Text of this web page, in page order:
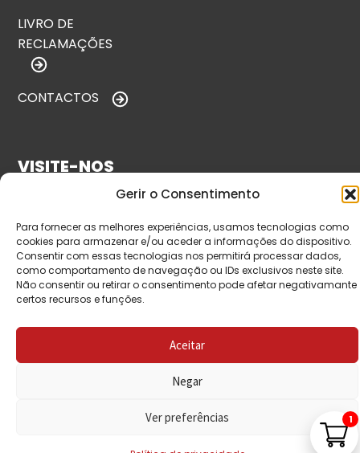
Gerir o Consentimento
Para fornecer as melhores experiências, usamos tecnologias como
cookies para armazenar e/ou aceder a informações do dispositivo.
Consentir com essas tecnologias nos permitirá processar dados,
como comportamento de navegação ou IDs exclusivos neste site.
Não consentir ou retirar o consentimento pode afetar negativamante
certos recursos e funções.
Aceitar
Negar
Ver preferências
LIVRO DE
RECLAMAÇÕES
CONTACTOS
VISITE-NOS
© Copyright 2026 Saída de Emergência. Todos os
direitos reservados.
1